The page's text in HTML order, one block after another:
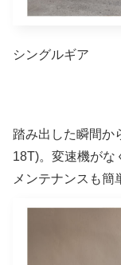
シングルギア
踏み出した瞬間か
18T)。変速機がな
メンテナンスも簡